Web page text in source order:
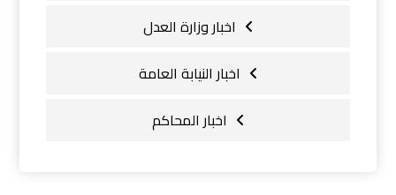
اخبار وزارة العدل
اخبار النيابة العامة
اخبار المحاكم